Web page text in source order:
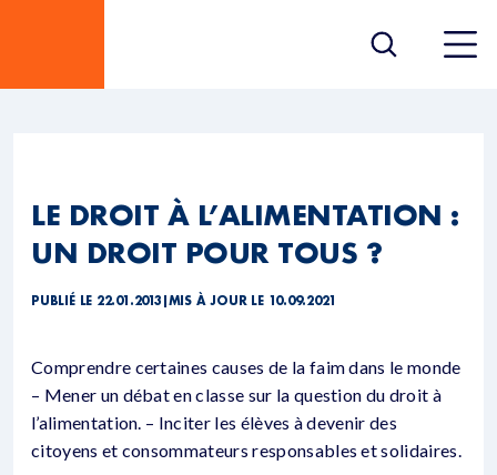
LE DROIT À L’ALIMENTATION :
UN DROIT POUR TOUS ?
PUBLIÉ LE 22.01.2013 MIS À JOUR LE 10.09.2021
Comprendre certaines causes de la faim dans le monde
– Mener un débat en classe sur la question du droit à
l’alimentation. – Inciter les élèves à devenir des
citoyens et consommateurs responsables et solidaires.